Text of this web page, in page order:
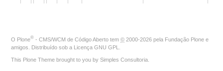
O Plone® - CMS/WCM de Código Aberto tem © 2000-2026 pela Fundação Plone e
amigos. Distribuído sob a Licença GNU GPL
This Plone Theme brought to you by Simples Consultoria